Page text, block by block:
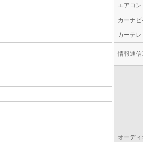
エアコ
カーナ
カーテレ
情報通信
オーディ